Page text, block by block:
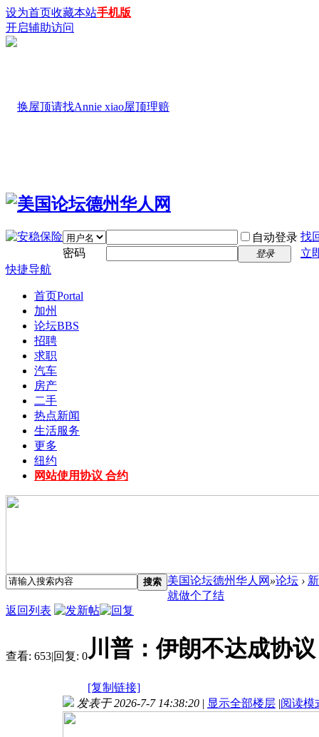
设为首页收藏本站手机版
开启辅助访问
自动登录 找
密码
登录
立
快捷导航
首页Portal
加州
论坛BBS
招聘
求职
汽车
房产
二手
热点新闻
生活服务
更多
纽约
网站使用协议 合约
搜索 美国论坛德州华人网 »论坛 ›
就做个了结
返回列表
查看: 653|回复: 0川普：伊朗不达成协
[复制链接]
发表于 2026-7-7 14:38:20 | 显示全部楼层 |阅读模